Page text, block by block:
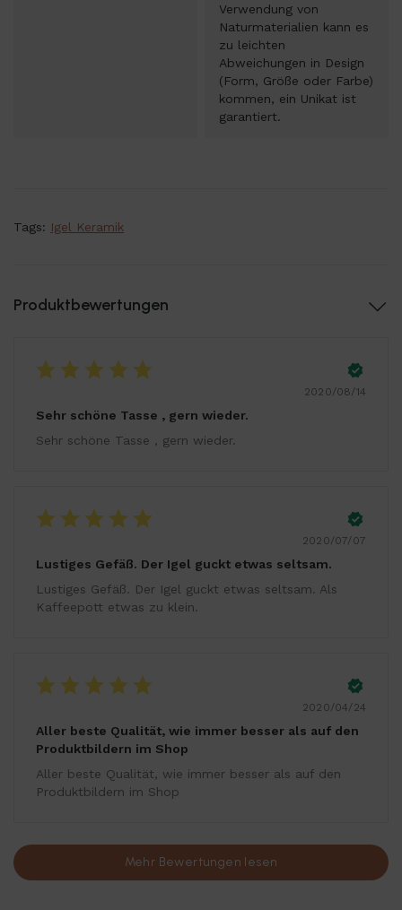
Verwendung von
Naturmaterialien kann es
zu leichten
Abweichungen in Design
(Form, Größe oder Farbe)
kommen, ein Unikat ist
garantiert.
Tags: Igel Keramik
Produktbewertungen
2020/08/14
Sehr schöne Tasse , gern wieder.
Sehr schöne Tasse , gern wieder.
2020/07/07
Lustiges Gefäß. Der Igel guckt etwas seltsam.
Lustiges Gefäß. Der Igel guckt etwas seltsam. Als
Kaffeepott etwas zu klein.
2020/04/24
Aller beste Qualität, wie immer besser als auf den
Produktbildern im Shop
Aller beste Qualität, wie immer besser als auf den
Produktbildern im Shop
Mehr Bewertungen lesen